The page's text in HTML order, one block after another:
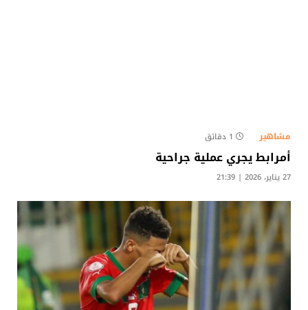
مشاهير 1 دقائق
أمرابط يجري عملية جراحية
27 يناير، 2026 | 21:39